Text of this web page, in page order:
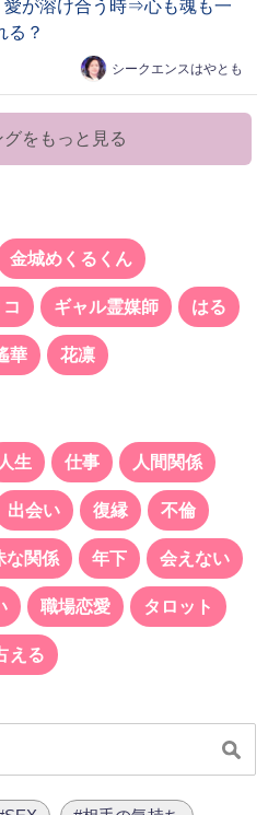
愛が溶け合う時⇒心も魂も一
る？
シークエンスはやとも
をもっと見る
金城めくるくん
ギャル霊媒師 はる
華 花凛
人生 仕事 人間関係
出会い 復縁 不倫
な関係 年下 会えない
職場恋愛 タロット
える